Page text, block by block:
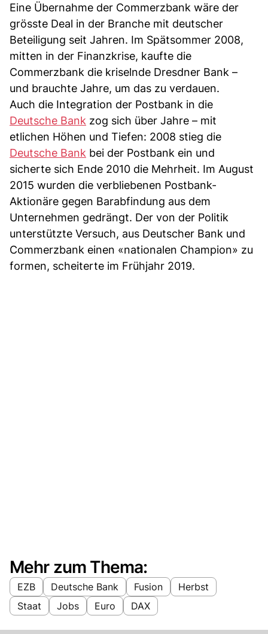
Eine Übernahme der Commerzbank wäre der
grösste Deal in der Branche mit deutscher
Beteiligung seit Jahren. Im Spätsommer 2008,
mitten in der Finanzkrise, kaufte die
Commerzbank die kriselnde Dresdner Bank –
und brauchte Jahre, um das zu verdauen.
Auch die Integration der Postbank in die
Deutsche Bank zog sich über Jahre – mit
etlichen Höhen und Tiefen: 2008 stieg die
Deutsche Bank bei der Postbank ein und
sicherte sich Ende 2010 die Mehrheit. Im August
2015 wurden die verbliebenen Postbank-
Aktionäre gegen Barabfindung aus dem
Unternehmen gedrängt. Der von der Politik
unterstützte Versuch, aus Deutscher Bank und
Commerzbank einen «nationalen Champion» zu
formen, scheiterte im Frühjahr 2019.
Mehr zum Thema:
EZB Deutsche Bank Fusion
Herbst
Staat
Jobs Euro DAX